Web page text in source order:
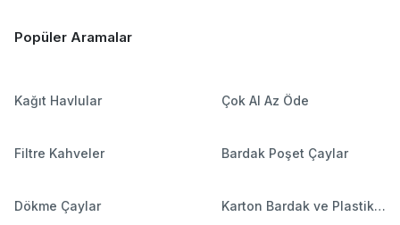
Popüler Aramalar
Kağıt Havlular Çok Al Az Öde
Filtre Kahveler Bardak Poşet Çaylar
Dökme Çaylar
Karton Bardak ve Plastik